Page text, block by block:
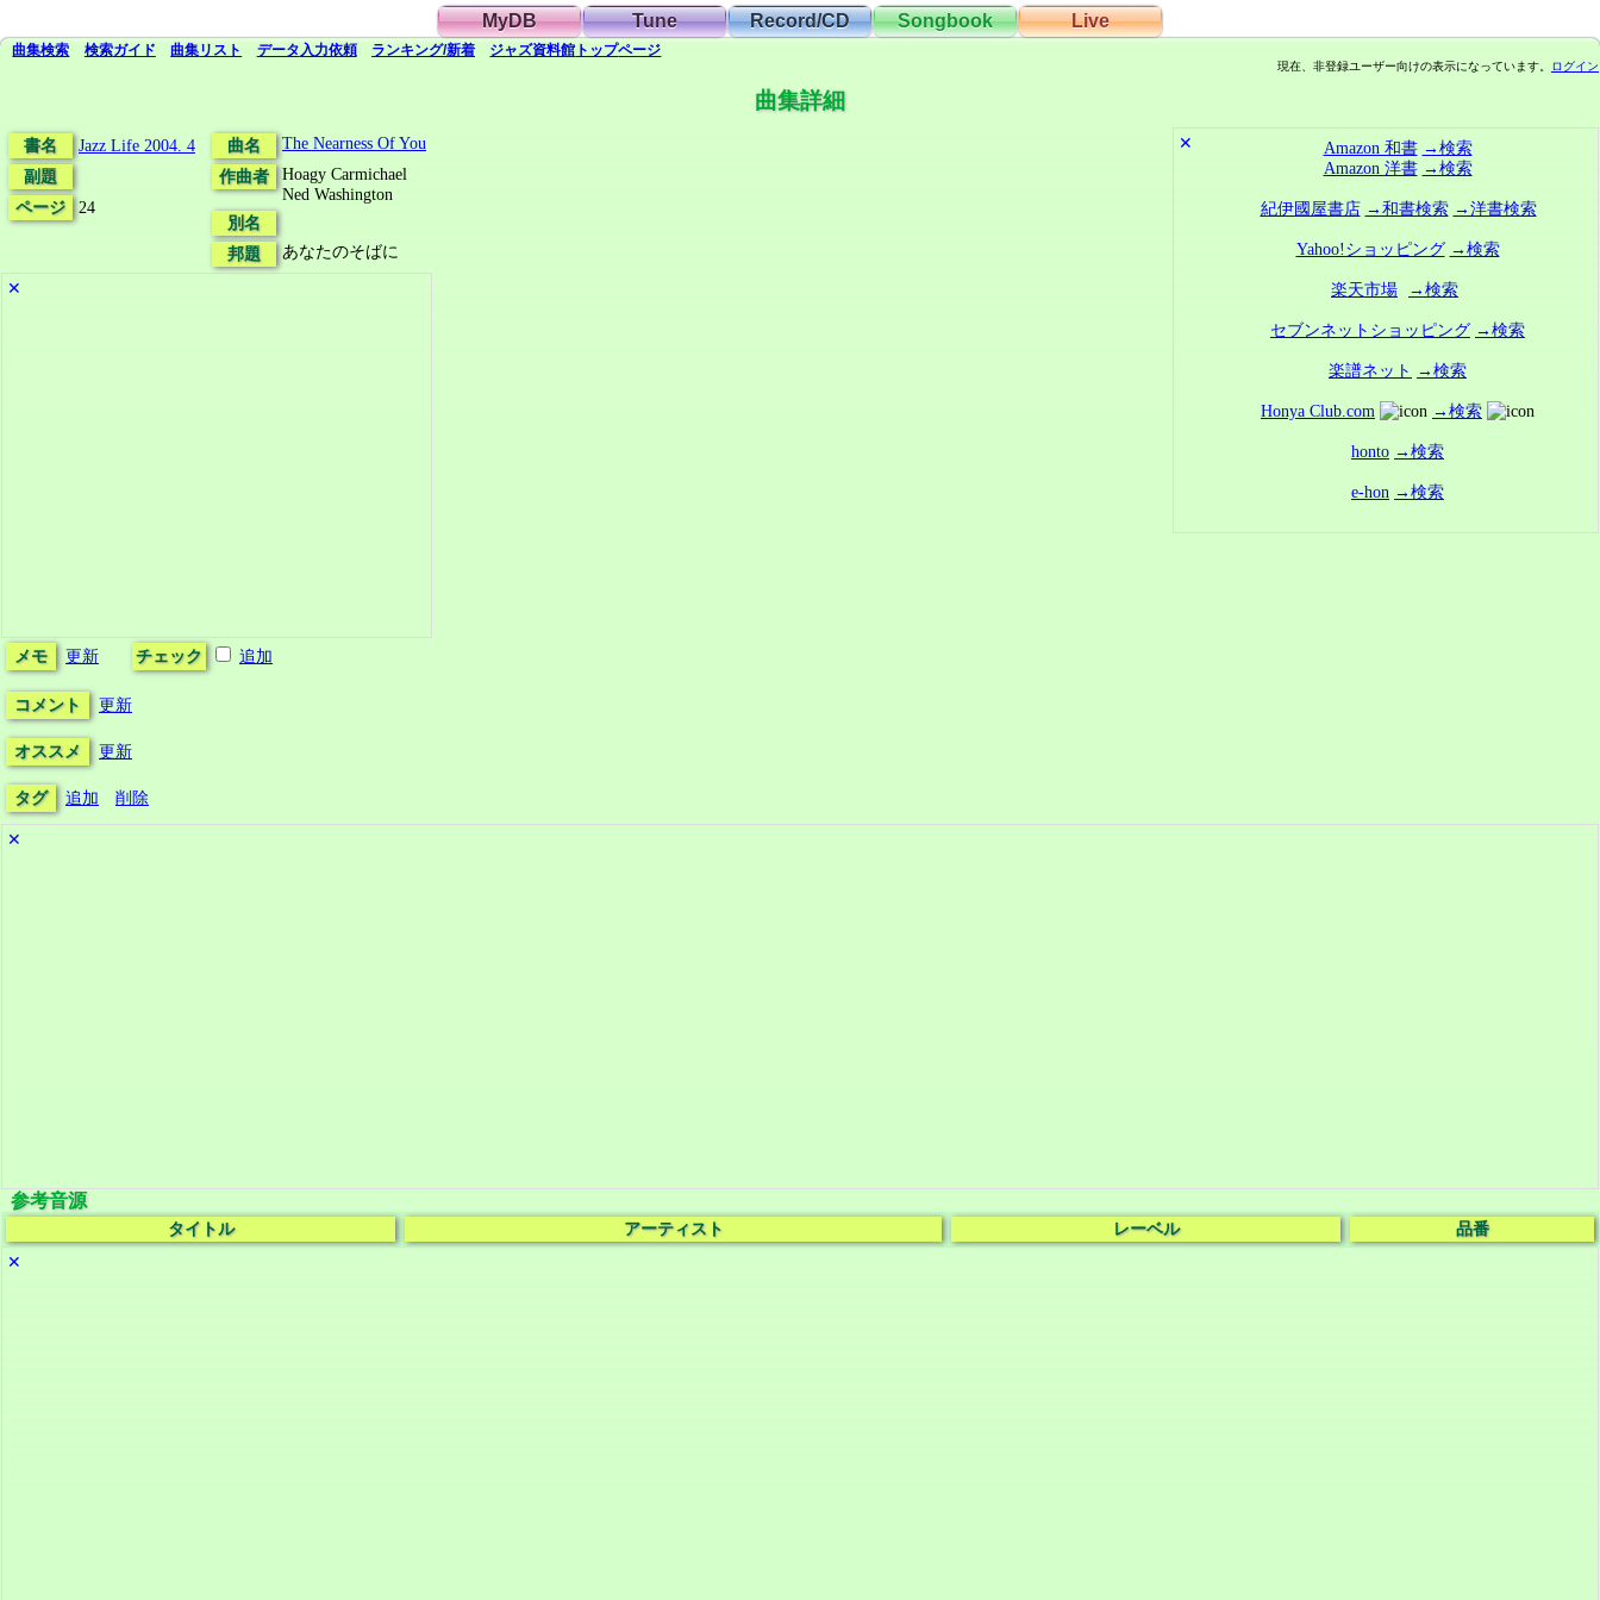
MyDB Tune Record/CD Songbook Live
曲集検索 検索ガイド 曲集リスト データ入力依頼 ランキング/新着 ジャズ資料館 トップページ
現在、非登録ユーザー向けの表示になっています。 ログイン
曲集詳細
書名
Jazz Life 2004. 4
副題
ページ
24
曲名
The Nearness Of You
作曲者
Hoagy Carmichael
Ned Washington
別名
邦題
あなたのそばに
✕
✕ Amazon 和書 →検索
Amazon 洋書 →検索
紀伊國屋書店 →和書検索 →洋書検索
Yahoo!ショッピング →検索
楽天市場 →検索
セブンネットショッピング →検索
楽譜ネット →検索
Honya Club.com →検索
honto →検索
e-hon →検索
メモ 更新 チェック 追加
コメント 更新
オススメ 更新
タグ 追加 削除
✕
参考音源
タイトル アーティスト レーベル
品番
✕